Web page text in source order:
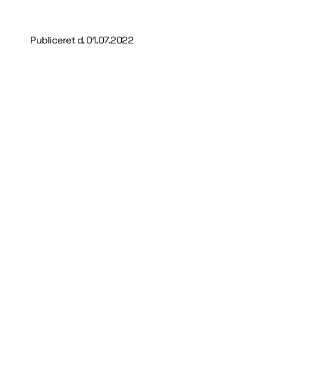
Publiceret d. 01.07.2022